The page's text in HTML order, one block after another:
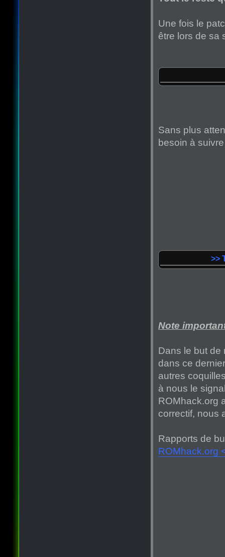
Une fois le
être lors de sa
Sans plus
besoin à
>>
Note
Dans le but de
dans ce
autres
à nous le
ROMhack.org
correctif, nous
Rapports de
ROMhack.org